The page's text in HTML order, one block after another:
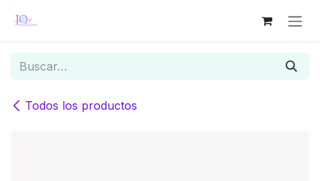
Todos los productos